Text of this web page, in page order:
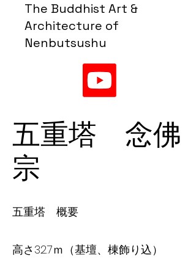
The Buddhist Art &
Architecture of
Nenbutsushu
五重塔 念佛
宗
五重塔 概要
高さ32.7ｍ（基壇、棟飾り込）